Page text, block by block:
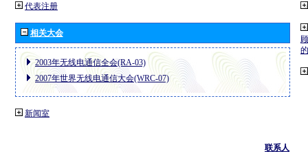
代表注册
相关大会
2003年无线电通信全会(RA-03)
2007年世界无线电通信大会(WRC-07)
新闻室
联系人